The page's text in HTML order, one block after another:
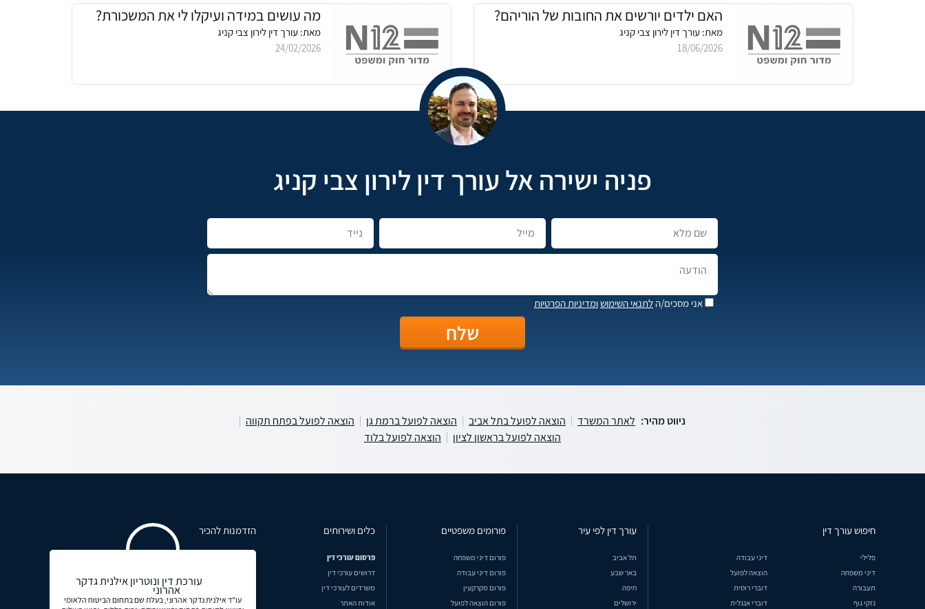
האם ילדים יורשים את החובות של הוריהם?
מאת: עורך דין לירון צבי קניג
18/06/2026
מה עושים במידה ועיקלו לי את המשכורת?
מאת: עורך דין לירון צבי קניג
24/02/2026
פניה ישירה אל עורך דין לירון צבי קניג
אני מסכים/הלתנאי השימושומדיניות הפרטיות
ניווט מהיר: לאתר המשרד הוצאה לפועל בתל אביב הוצאה לפועל ברמת גן
הוצאה לפועל בפתח תקווה
הוצאה לפועל בראשון לציון
הוצאה לפועל בלוד
חיפוש עורך דין
פלילי
דיני עבודה
דיני משפחה
הוצאה לפועל
תעבורה
דוברי רוסית
נזקי גוף
דוברי אנגלית
עורך דין לפי עיר
תל אביב
באר שבע
חיפה
ירושלים
פורומים משפטיים
פורום דיני משפחה
פורום דיני עבודה
פורום מקרקעין
פורום הוצאה לפועל
כלים ושירותים
פרסום עורכי דין
דרושים עורכי דין
משרדים לעורכי דין
אודות האתר
הזדמנות להכיר
עורכת דין ונוטריון אילנית גדקר
אהרוני
עו"ד אילנית גדקר אהרוני, בעלת שם בתחום הביטוח הלאומי